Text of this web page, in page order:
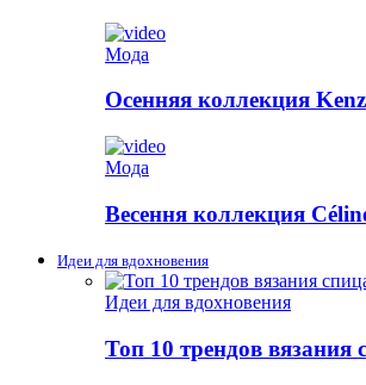
Мода
Осенняя коллекция
Мода
Весення коллекция
Идеи для вдохновения
Идеи для вдохновения
Топ 10 трендов